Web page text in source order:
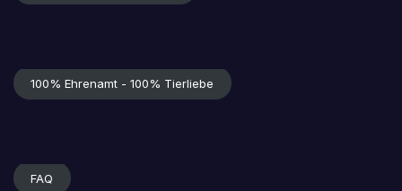
100% Ehrenamt - 100% Tierliebe
FAQ